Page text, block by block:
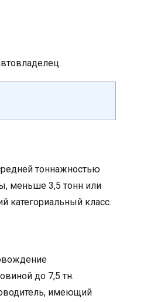
тоннажностью
меньше 3,5 тонн или
категориальный класс.
до 7,5 тн.
имеющий